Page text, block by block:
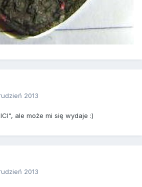
2013
ale może mi się wydaje :)
2013